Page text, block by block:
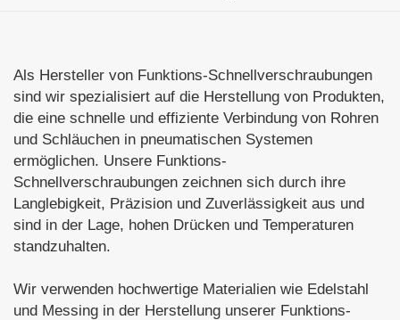
Als Hersteller von Funktions-Schnellverschraubungen
sind wir spezialisiert auf die Herstellung von Produkten,
die eine schnelle und effiziente Verbindung von Rohren
und Schläuchen in pneumatischen Systemen
ermöglichen. Unsere Funktions-
Schnellverschraubungen zeichnen sich durch ihre
Langlebigkeit, Präzision und Zuverlässigkeit aus und
sind in der Lage, hohen Drücken und Temperaturen
standzuhalten.
Wir verwenden hochwertige Materialien wie Edelstahl
und Messing in der Herstellung unserer Funktions-